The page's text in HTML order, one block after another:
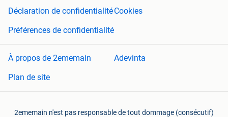
Déclaration de confidentialitéCookies
Préférences de confidentialité
À propos de 2ememain
Adevinta
Plan de site
2ememain n'est pas responsable de tout dommage (consécutif)